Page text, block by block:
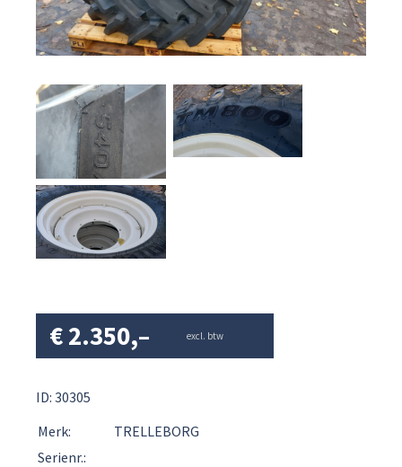
€2.350,– excl. btw
ID: 30305
Merk:
TRELLEBORG
Serienr.: